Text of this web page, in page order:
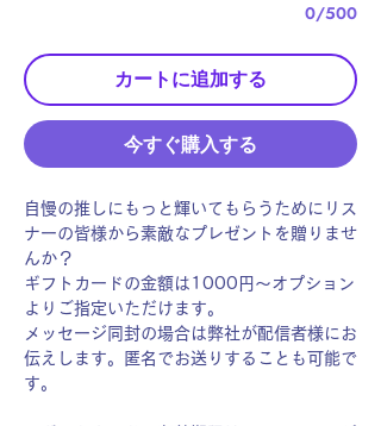
0/500
カートに追加する
今すぐ購入する
自慢の推しにもっと輝いてもらうためにリス
ナーの皆様から素敵なプレゼントを贈りませ
んか？
ギフトカードの金額は1000円〜オプション
よりご指定いただけます。
メッセージ同封の場合は弊社が配信者様にお
伝えします。匿名でお送りすることも可能で
す。